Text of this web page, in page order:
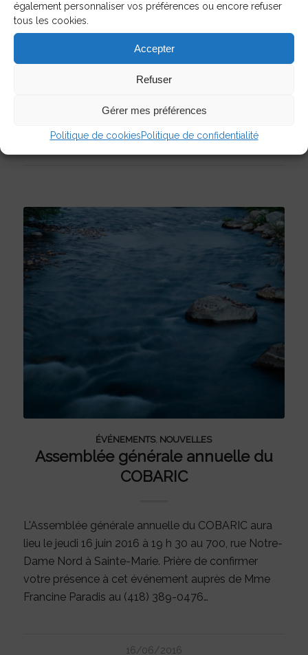
également personnaliser vos préférences ou encore refuser
tous les cookies.
Accepter
Refuser
Gérer mes préférences
Politique de cookiesPolitique de confidentialité
NOUVELLES
Rapport annuel 2015-2016
Le rapport annuel 2015-2016 du COBARIC est
ÉVÉNEMENTS, NOUVELLES
Assemblée générale annuelle du
COBARIC
L'Assemblée générale annuelle du COBARIC aura
lieu le jeudi 16 juin 2016 à 19 h 30 au 700, rue Notre-
Dame Nord à Sainte-Marie. Prière de confirmer
votre présence à cet événement auprès de Mme
Francine Paradis au (418) 389-0476…
16/06/2016